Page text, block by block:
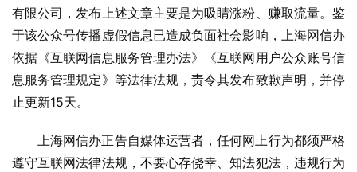
有限公司，发布上述文章主要是为吸睛涨粉、赚取流量。鉴
于该公众号传播虚假信息已造成负面社会影响，上海网信办
依据《互联网信息服务管理办法》《互联网用户公众账号信
息服务管理规定》等法律法规，责令其发布致歉声明，并停
止更新15天。
上海网信办正告自媒体运营者，任何网上行为都须严格
遵守互联网法律法规，不要心存侥幸、知法犯法，违规行为